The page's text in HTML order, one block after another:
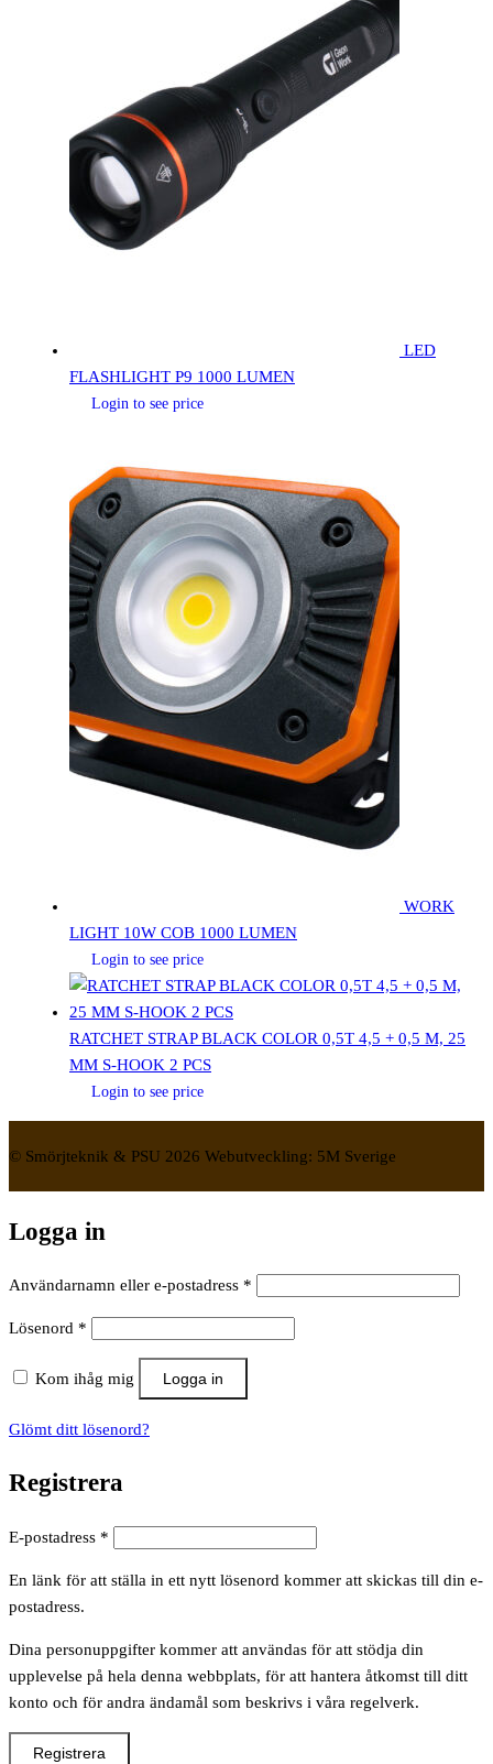
LED
FLASHLIGHT P9 1000 LUMEN
Login to see price
WORK
LIGHT 10W COB 1000 LUMEN
Login to see price
RATCHET STRAP BLACK COLOR 0,5T 4,5 + 0,5 M, 25
MM S-HOOK 2 PCS
Login to see price
© Smörjteknik & PSU 2026 Webutveckling: 5M Sverige
Logga in
Användarnamn eller e-postadress *
Lösenord *
Kom ihåg mig Logga in
Glömt ditt lösenord?
Registrera
E-postadress *
En länk för att ställa in ett nytt lösenord kommer att skickas till din e-
postadress.
Dina personuppgifter kommer att användas för att stödja din
upplevelse på hela denna webbplats, för att hantera åtkomst till ditt
konto och för andra ändamål som beskrivs i våra regelverk.
Registrera